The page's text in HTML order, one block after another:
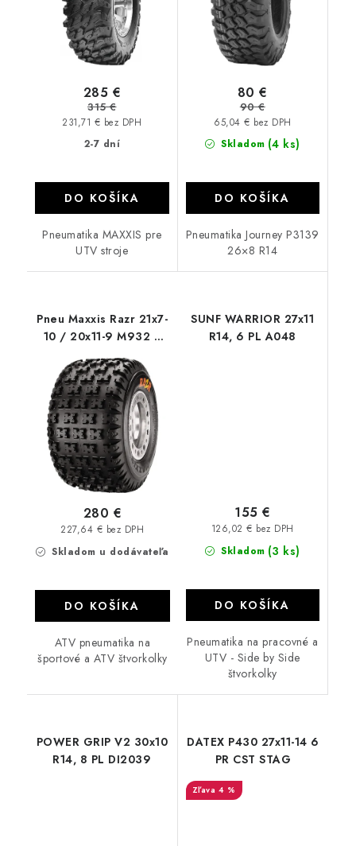
2-7 dní
231,71 € bez DPH
285 €
315 €
DO KOŠÍKA
Pneumatika MAXXIS pre
UTV stroje
Skladom (4 ks)
65,04 € bez DPH
80 €
90 €
DO KOŠÍKA
Pneumatika Journey P3139
26×8 R14
Pneu Maxxis Razr 21x7-
10 / 20x11-9 M932 4
PR
Skladom u dodávateľa
227,64 € bez DPH
280 €
DO KOŠÍKA
ATV pneumatika na
športové a ATV štvorkolky
SUNF WARRIOR 27x11
R14, 6 PL A048
Skladom (3 ks)
126,02 € bez DPH
155 €
DO KOŠÍKA
Pneumatika na pracovné a
UTV - Side by Side
štvorkolky
POWER GRIP V2 30x10
R14, 8 PL DI2039
DATEX P430 27x11-14 6
PR CST STAG
4 %